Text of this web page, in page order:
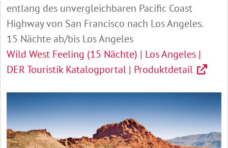
entlang des unvergleichbaren Pacific Coast
Highway von San Francisco nach Los Angeles.
15 Nächte ab/bis Los Angeles
Wild West Feeling (15 Nächte) | Los Angeles |
DER Touristik Katalogportal | Produktdetail